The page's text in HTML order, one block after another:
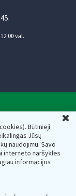
Būtinieji
Jūsų
naudojimu. Savo
interneto naršyklės
informacijos
val.
el.paštas:
Lietuvos
Juridinių